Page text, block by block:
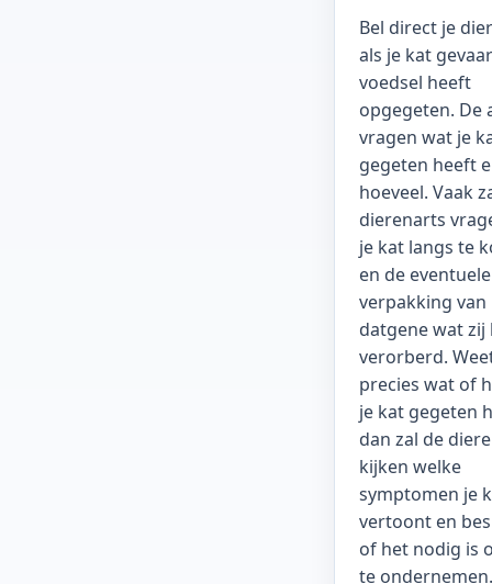
Bel direct je
als je kat
voedsel heeft
opgegeten. De
vragen wat je
gegeten heeft
hoeveel. Vaak
dierenarts
je kat langs te
en de eventuele
verpakking van
datgene wat zij
verorberd.
precies wat of
je kat gegeten
dan zal de
kijken welke
symptomen je
vertoont en
of het nodig is
te ondernemen.